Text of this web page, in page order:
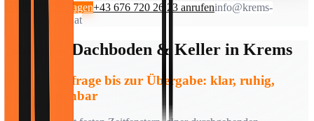
Termin vorschlagen+43 676 720 26 23 anrufeninfo@krems-
entruempelung.at
Ablauf – Dachboden & Keller in Krems
Von der Anfrage bis zur Übergabe: klar, ruhig,
nachvollziehbar